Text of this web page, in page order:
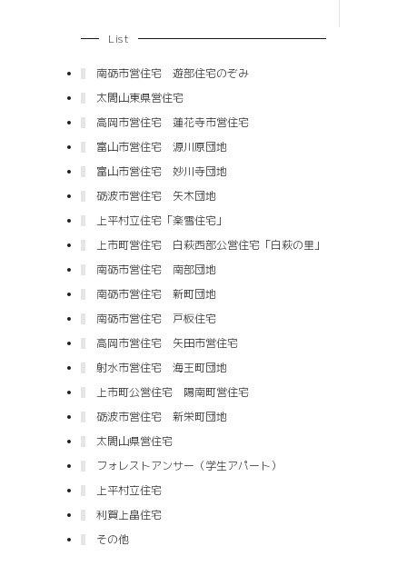
List
南砺市営住宅 遊部住宅のぞみ
太閤山東県営住宅
高岡市営住宅 蓮花寺市営住宅
富山市営住宅 源川原団地
富山市営住宅 妙川寺団地
砺波市営住宅 矢木団地
上平村立住宅「楽雪住宅」
上市町営住宅 白萩西部公営住宅「白萩の里」
南砺市営住宅 南部団地
南砺市営住宅 新町団地
南砺市営住宅 戸板住宅
高岡市営住宅 矢田市営住宅
射水市営住宅 海王町団地
上市町公営住宅 陽南町営住宅
砺波市営住宅 新栄町団地
太閤山県営住宅
フォレストアンサー（学生アパート）
上平村立住宅
利賀上畠住宅
その他